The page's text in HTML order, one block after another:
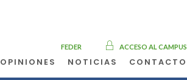
FEDER ACCESO AL CAMPUS
OPINIONES NOTICIAS CONTACTO